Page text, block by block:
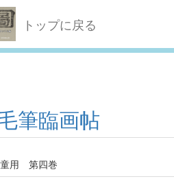
トップに戻る
筆臨画帖
用 第四巻